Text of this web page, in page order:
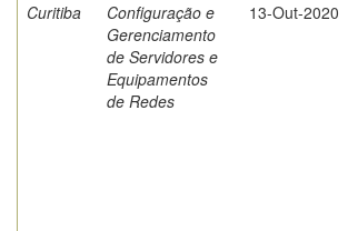
Curitiba
Configuração e
Gerenciamento
de Servidores e
Equipamentos
de Redes
13-Out-2020